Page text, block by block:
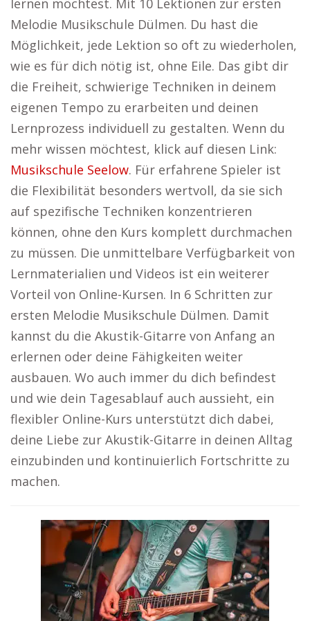
lernen möchtest. Mit 10 Lektionen zur ersten
Melodie Musikschule Dülmen. Du hast die
Möglichkeit, jede Lektion so oft zu wiederholen,
wie es für dich nötig ist, ohne Eile. Das gibt dir
die Freiheit, schwierige Techniken in deinem
eigenen Tempo zu erarbeiten und deinen
Lernprozess individuell zu gestalten. Wenn du
mehr wissen möchtest, klick auf diesen Link:
Musikschule Seelow. Für erfahrene Spieler ist
die Flexibilität besonders wertvoll, da sie sich
auf spezifische Techniken konzentrieren
können, ohne den Kurs komplett durchmachen
zu müssen. Die unmittelbare Verfügbarkeit von
Lernmaterialien und Videos ist ein weiterer
Vorteil von Online-Kursen. In 6 Schritten zur
ersten Melodie Musikschule Dülmen. Damit
kannst du die Akustik-Gitarre von Anfang an
erlernen oder deine Fähigkeiten weiter
ausbauen. Wo auch immer du dich befindest
und wie dein Tagesablauf auch aussieht, ein
flexibler Online-Kurs unterstützt dich dabei,
deine Liebe zur Akustik-Gitarre in deinen Alltag
einzubinden und kontinuierlich Fortschritte zu
machen.